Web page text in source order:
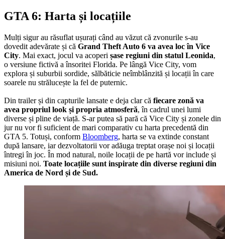
GTA 6: Harta și locațiile
Mulți sigur au răsuflat ușurați când au văzut că zvonurile s-au
dovedit adevărate și că Grand Theft Auto 6 va avea loc în Vice
City. Mai exact, jocul va acoperi șase regiuni din statul Leonida,
o versiune fictivă a însoritei Florida. Pe lângă Vice City, vom
explora și suburbii sordide, sălbăticie neîmblânzită și locații în care
soarele nu strălucește la fel de puternic.
Din trailer și din capturile lansate e deja clar că fiecare zonă va
avea propriul look și propria atmosferă, în cadrul unei lumi
diverse și pline de viață. S-ar putea să pară că Vice City și zonele din
jur nu vor fi suficient de mari comparativ cu harta precedentă din
GTA 5. Totuși, conform Bloomberg, harta se va extinde constant
după lansare, iar dezvoltatorii vor adăuga treptat orașe noi și locații
întregi în joc. În mod natural, noile locații de pe hartă vor include și
misiuni noi. Toate locațiile sunt inspirate din diverse regiuni din
America de Nord și de Sud.